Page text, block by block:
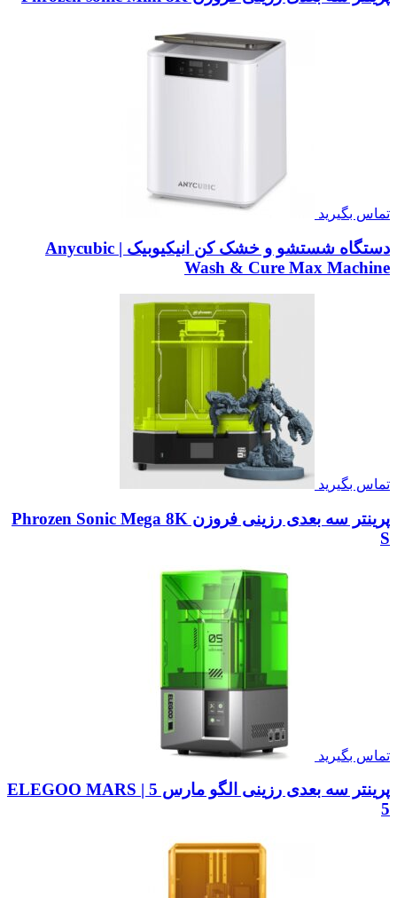
تماس بگیرید
دستگاه شستشو و خشک کن انیکیوبیک | Anycubic
Wash & Cure Max Machine
تماس بگیرید
پرینتر سه بعدی رزینی فروزن Phrozen Sonic Mega 8K
S
تماس بگیرید
پرینتر سه بعدی رزینی الگو مارس 5 | ELEGOO MARS
5